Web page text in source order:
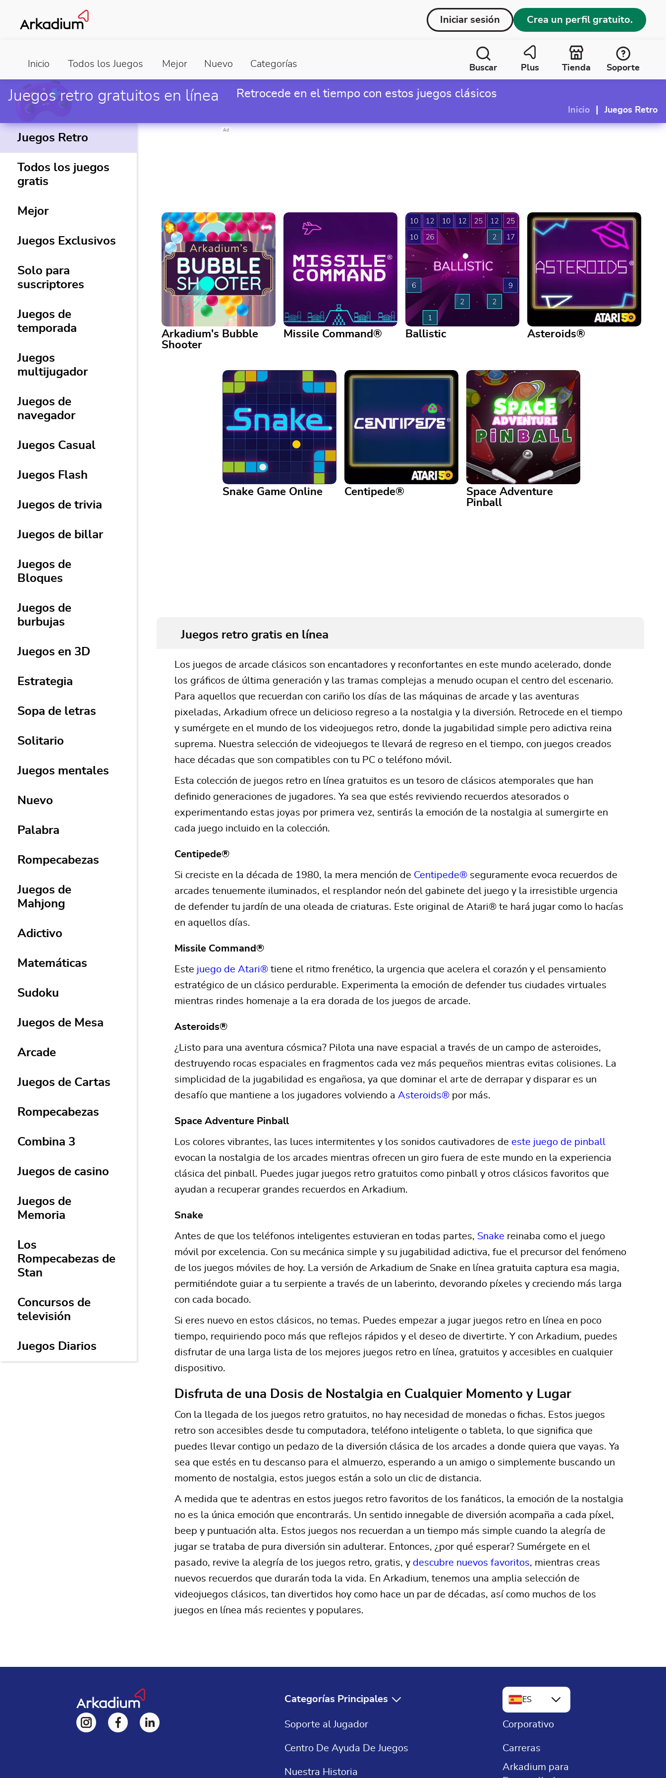
Iniciar sesión Crea un perfil gratuito.
Inicio Todos los Juegos Mejor Nuevo Categorías Buscar Plus Tienda Soporte
Juegos retro gratuitos en línea Retrocede en el tiempo con estos juegos clásicos
Inicio Juegos Retro
Juegos Retro
Todos los juegos
gratis
Mejor
Juegos Exclusivos
Solo para
suscriptores
Juegos de
temporada
Juegos
multijugador
Juegos de
navegador
Juegos Casual
Juegos Flash
Juegos de trivia
Juegos de billar
Juegos de
Bloques
Juegos de
burbujas
Juegos en 3D
Estrategia
Sopa de letras
Solitario
Juegos mentales
Nuevo
Palabra
Rompecabezas
Juegos de
Mahjong
Adictivo
Matemáticas
Sudoku
Juegos de Mesa
Arcade
Juegos de Cartas
Rompecabezas
Combina 3
Juegos de casino
Juegos de
Memoria
Los
Rompecabezas de
Stan
Concursos de
televisión
Juegos Diarios
Ad
Arkadium's Bubble
Shooter
Arkadium's Bubble Shooter
Match bubbles to pop them in
this bright, colorful game.
Missile Command®
Missile Command®
Play the classic ATARI® arcade
game Missile Command®
today
Ballistic
Relax with this classic ball-
shooter game.
Asteroids®
Asteroids®
Play the classic ATARI® arcade
game Asteroids® today
Snake Game Online Centipede®
Space Adventure
Pinball
Juegos retro gratis en línea
Los juegos de arcade clásicos son encantadores y reconfortantes en este mundo acelerado, donde
los gráficos de última generación y las tramas complejas a menudo ocupan el centro del escenario.
Para aquellos que recuerdan con cariño los días de las máquinas de arcade y las aventuras
pixeladas, Arkadium ofrece un delicioso regreso a la nostalgia y la diversión. Retrocede en el tiempo
y sumérgete en el mundo de los videojuegos retro, donde la jugabilidad simple pero adictiva reina
suprema. Nuestra selección de videojuegos te llevará de regreso en el tiempo, con juegos creados
hace décadas que son compatibles con tu PC o teléfono móvil.
Esta colección de juegos retro en línea gratuitos es un tesoro de clásicos atemporales que han
definido generaciones de jugadores. Ya sea que estés reviviendo recuerdos atesorados o
experimentando estas joyas por primera vez, sentirás la emoción de la nostalgia al sumergirte en
cada juego incluido en la colección.
Centipede®
Si creciste en la década de 1980, la mera mención de Centipede® seguramente evoca recuerdos de
arcades tenuemente iluminados, el resplandor neón del gabinete del juego y la irresistible urgencia
de defender tu jardín de una oleada de criaturas. Este original de Atari® te hará jugar como lo hacías
en aquellos días.
Missile Command®
Este juego de Atari® tiene el ritmo frenético, la urgencia que acelera el corazón y el pensamiento
estratégico de un clásico perdurable. Experimenta la emoción de defender tus ciudades virtuales
mientras rindes homenaje a la era dorada de los juegos de arcade.
Asteroids®
¿Listo para una aventura cósmica? Pilota una nave espacial a través de un campo de asteroides,
destruyendo rocas espaciales en fragmentos cada vez más pequeños mientras evitas colisiones. La
simplicidad de la jugabilidad es engañosa, ya que dominar el arte de derrapar y disparar es un
desafío que mantiene a los jugadores volviendo a Asteroids® por más.
Space Adventure Pinball
Los colores vibrantes, las luces intermitentes y los sonidos cautivadores de este juego de pinball
evocan la nostalgia de los arcades mientras ofrecen un giro fuera de este mundo en la experiencia
clásica del pinball. Puedes jugar juegos retro gratuitos como pinball y otros clásicos favoritos que
ayudan a recuperar grandes recuerdos en Arkadium.
Snake
Antes de que los teléfonos inteligentes estuvieran en todas partes, Snake reinaba como el juego
móvil por excelencia. Con su mecánica simple y su jugabilidad adictiva, fue el precursor del fenómeno
de los juegos móviles de hoy. La versión de Arkadium de Snake en línea gratuita captura esa magia,
permitiéndote guiar a tu serpiente a través de un laberinto, devorando píxeles y creciendo más larga
con cada bocado.
Si eres nuevo en estos clásicos, no temas. Puedes empezar a jugar juegos retro en línea en poco
tiempo, requiriendo poco más que reflejos rápidos y el deseo de divertirte. Y con Arkadium, puedes
disfrutar de una larga lista de los mejores juegos retro en línea, gratuitos y accesibles en cualquier
dispositivo.
Disfruta de una Dosis de Nostalgia en Cualquier Momento y Lugar
Con la llegada de los juegos retro gratuitos, no hay necesidad de monedas o fichas. Estos juegos
retro son accesibles desde tu computadora, teléfono inteligente o tableta, lo que significa que
puedes llevar contigo un pedazo de la diversión clásica de los arcades a donde quiera que vayas. Ya
sea que estés en tu descanso para el almuerzo, esperando a un amigo o simplemente buscando un
momento de nostalgia, estos juegos están a solo un clic de distancia.
A medida que te adentras en estos juegos retro favoritos de los fanáticos, la emoción de la nostalgia
no es la única emoción que encontrarás. Un sentido innegable de diversión acompaña a cada píxel,
beep y puntuación alta. Estos juegos nos recuerdan a un tiempo más simple cuando la alegría de
jugar se trataba de pura diversión sin adulterar. Entonces, ¿por qué esperar? Sumérgete en el
pasado, revive la alegría de los juegos retro, gratis, y descubre nuevos favoritos, mientras creas
nuevos recuerdos que durarán toda la vida. En Arkadium, tenemos una amplia selección de
videojuegos clásicos, tan divertidos hoy como hace un par de décadas, así como muchos de los
juegos en línea más recientes y populares.
Categorías Principales
Juegos Gratis
Solitaire Gratis
Crucigramas
Soporte al Jugador
Centro De Ayuda De Juegos
Nuestra Historia
ES
EN
FR
DE
Corporativo
Carreras
Arkadium para